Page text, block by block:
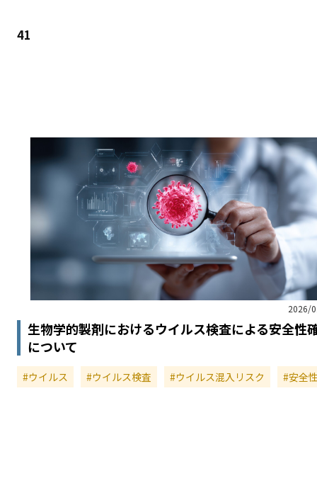
41
2026/
生物学的製剤におけるウイルス検査による安全性
について
#ウイルス #ウイルス検査 #ウイルス混入リスク #安全